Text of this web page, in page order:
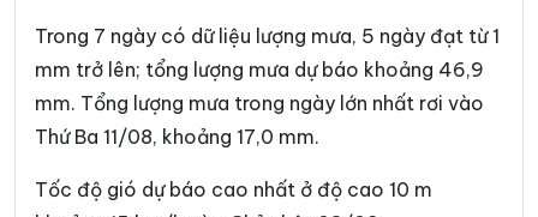
Xã Biển Động Xã Biên Sơn
Xã Bố Hạ Xã Cẩm Lý
Xã Cao Đức Xã Chi Lăng
Xã Đại Đồng Xã Đại Lai
Trong 7 ngày có dữ liệu lượng mưa, 5 ngày đạt từ 1
mm trở lên; tổng lượng mưa dự báo khoảng 46,9
mm. Tổng lượng mưa trong ngày lớn nhất rơi vào
Thứ Ba 11/08, khoảng 17,0 mm.
Tốc độ gió dự báo cao nhất ở độ cao 10 m